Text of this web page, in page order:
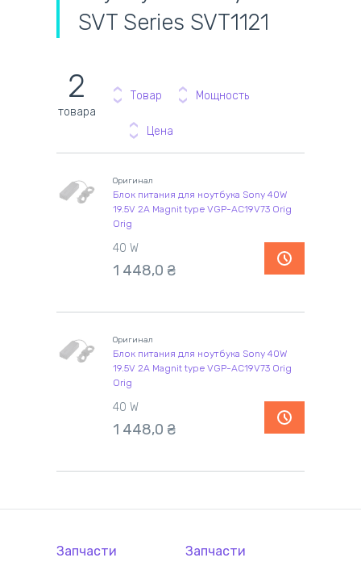
SVT Series SVT1121
2
товара
Товар Мощность
Цена
Оригинал
Блок питания для ноутбука Sony 40W
19.5V 2A Magnit type VGP-AC19V73 Orig
Orig
40 W
1 448,0 ₴
Оригинал
Блок питания для ноутбука Sony 40W
19.5V 2A Magnit type VGP-AC19V73 Orig
Orig
40 W
1 448,0 ₴
Запчасти
Запчасти